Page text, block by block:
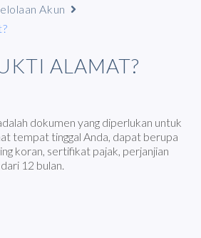
Akun
ALAMAT?
dokumen yang diperlukan untuk
tempat tinggal Anda, dapat berupa
koran, sertifikat pajak, perjanjian
12 bulan.